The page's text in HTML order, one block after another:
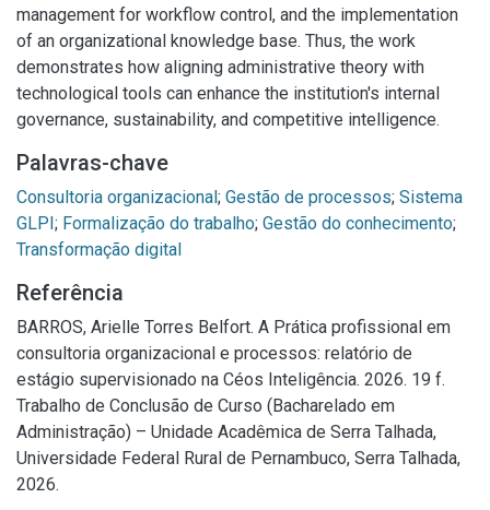
management for workflow control, and the implementation
of an organizational knowledge base. Thus, the work
demonstrates how aligning administrative theory with
technological tools can enhance the institution's internal
governance, sustainability, and competitive intelligence.
Palavras-chave
Consultoria organizacional; Gestão de processos; Sistema
GLPI; Formalização do trabalho; Gestão do conhecimento;
Transformação digital
Referência
BARROS, Arielle Torres Belfort. A Prática profissional em
consultoria organizacional e processos: relatório de
estágio supervisionado na Céos Inteligência. 2026. 19 f.
Trabalho de Conclusão de Curso (Bacharelado em
Administração) – Unidade Acadêmica de Serra Talhada,
Universidade Federal Rural de Pernambuco, Serra Talhada,
2026.